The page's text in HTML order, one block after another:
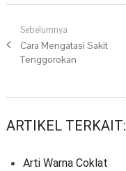
Navigasi pos
Sebelumnya
Previous post:
Cara Mengatasi Sakit
Tenggorokan
ARTIKEL TERKAIT:
Arti Warna Coklat